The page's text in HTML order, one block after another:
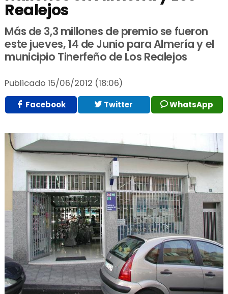
Realejos
Más de 3,3 millones de premio se fueron
este jueves, 14 de Junio para Almería y el
municipio Tinerfeño de Los Realejos
Publicado 15/06/2012 (18:06)
Facebook Twitter WhatsApp